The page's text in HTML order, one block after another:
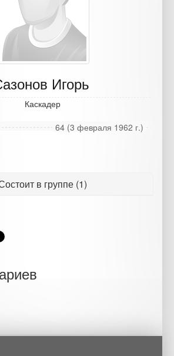
Игорь
Каскадер
64 (3 февраля 1962 г.)
в группе (1)